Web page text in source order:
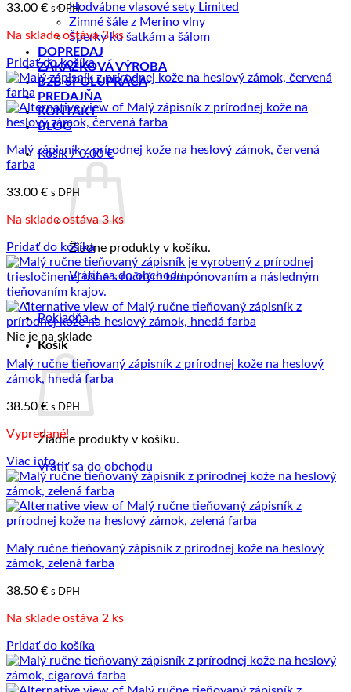
Hodvábne vlasové sety Limited
Zimné šále z Merino vlny
Šperky ku šatkám a šálom
DOPREDAJ
ZÁKAZKOVÁ VÝROBA
B2B SPOLUPRÁCA
PREDAJŇA
KONTAKT
BLOG
Košík /0.00€
Žiadne produkty v košíku.
Vrátiť sa do obchodu
Pokladňa +
Košík
Žiadne produkty v košíku.
Vrátiť sa do obchodu
33.00 € s DPH
Na sklade ostáva 3 ks
Pridať do košíka
Malý zápisník z prírodnej kože na heslový zámok, červená
farba
33.00 € s DPH
Na sklade ostáva 3 ks
Pridať do košíka
Nie je na sklade
Malý ručne tieňovaný zápisník z prírodnej kože na heslový
zámok, hnedá farba
38.50 € s DPH
Vypredané!
Viac info
Malý ručne tieňovaný zápisník z prírodnej kože na heslový
zámok, zelená farba
38.50 € s DPH
Na sklade ostáva 2 ks
Pridať do košíka